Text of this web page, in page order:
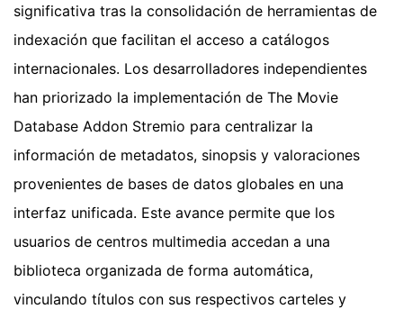
significativa tras la consolidación de herramientas de
indexación que facilitan el acceso a catálogos
internacionales. Los desarrolladores independientes
han priorizado la implementación de The Movie
Database Addon Stremio para centralizar la
información de metadatos, sinopsis y valoraciones
provenientes de bases de datos globales en una
interfaz unificada. Este avance permite que los
usuarios de centros multimedia accedan a una
biblioteca organizada de forma automática,
vinculando títulos con sus respectivos carteles y